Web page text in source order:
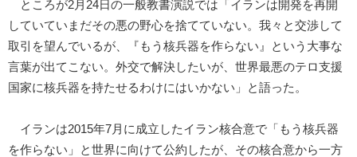
ところが2月24日の一般教書演説では「イランは開発を再開
していていまだその悪の野心を捨てていない。我々と交渉して
取引を望んでいるが、『もう核兵器を作らない』という大事な
言葉が出てこない。外交で解決したいが、世界最悪のテロ支援
国家に核兵器を持たせるわけにはいかない」と語った。
イランは2015年7月に成立したイラン核合意で「もう核兵器
を作らない」と世界に向けて公約したが、その核合意から一方